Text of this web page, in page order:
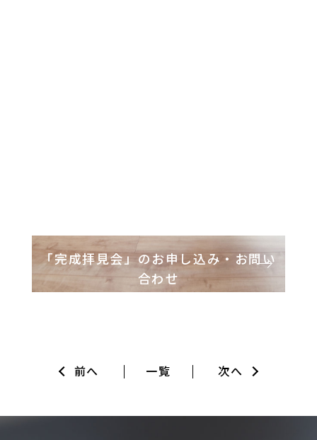
「完成拝見会」のお申し込み・お問い
合わせ
前へ 一覧 次へ